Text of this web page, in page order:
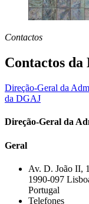
Contactos
Contactos da
Direção-Geral da
da DGAJ
Direção-Geral da
Geral
Av. D. João II,
1990-097
Portugal
Telefones